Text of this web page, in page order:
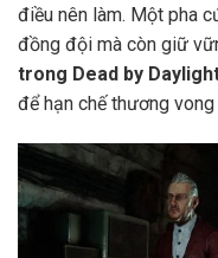
điều nên làm. Một pha
đồng đội mà còn giữ
trong Dead by
để hạn chế thương